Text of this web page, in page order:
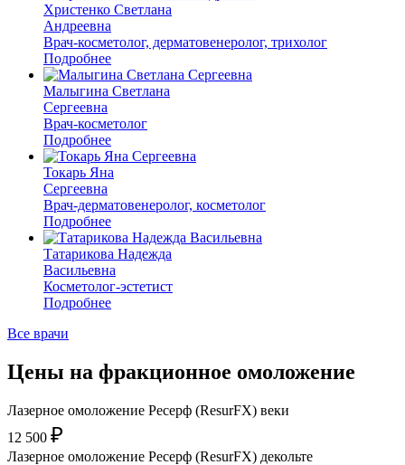
Христенко Светлана
Андреевна
Врач-косметолог, дерматовенеролог, трихолог
Подробнее
Малыгина Светлана
Сергеевна
Врач-косметолог
Подробнее
Токарь Яна
Сергеевна
Врач-дерматовенеролог, косметолог
Подробнее
Татарикова Надежда
Васильевна
Косметолог-эстетист
Подробнее
Все врачи
Цены на фракционное омоложение
Лазерное омоложение Ресерф (ResurFX) веки
12 500 ₽
Лазерное омоложение Ресерф (ResurFX) декольте